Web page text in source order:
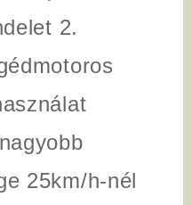
2.
25km/h-nél